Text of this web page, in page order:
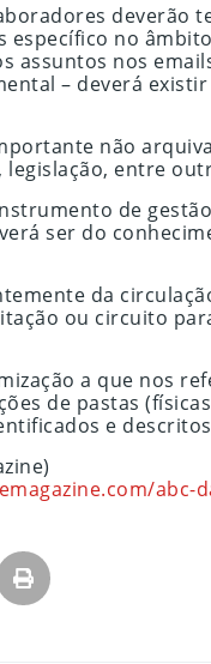
deverão
específico no
assuntos nos
– deverá
não
entre
de
ser do
da
ou circuito
a que nos
de pastas
e
abc-